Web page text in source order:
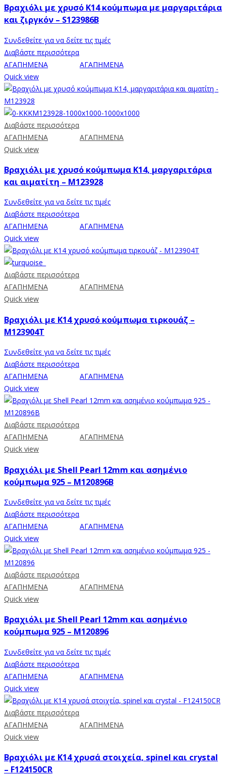
Βραχιόλι με χρυσό Κ14 κούμπωμα με μαργαριτάρια
και ζιργκόν – S123986B
Συνδεθείτε για να δείτε τις τιμές
Διαβάστε περισσότερα
ΑΓΑΠΗΜΕΝΑ
ΑΓΑΠΗΜΕΝΑ
Quick view
Διαβάστε περισσότερα
ΑΓΑΠΗΜΕΝΑ
ΑΓΑΠΗΜΕΝΑ
Quick view
Βραχιόλι με χρυσό κούμπωμα Κ14, μαργαριτάρια
και αιματίτη – M123928
Συνδεθείτε για να δείτε τις τιμές
Διαβάστε περισσότερα
ΑΓΑΠΗΜΕΝΑ
ΑΓΑΠΗΜΕΝΑ
Quick view
Διαβάστε περισσότερα
ΑΓΑΠΗΜΕΝΑ
ΑΓΑΠΗΜΕΝΑ
Quick view
Βραχιόλι με Κ14 χρυσό κούμπωμα τιρκουάζ –
M123904T
Συνδεθείτε για να δείτε τις τιμές
Διαβάστε περισσότερα
ΑΓΑΠΗΜΕΝΑ
ΑΓΑΠΗΜΕΝΑ
Quick view
Διαβάστε περισσότερα
ΑΓΑΠΗΜΕΝΑ
ΑΓΑΠΗΜΕΝΑ
Quick view
Βραχιόλι με Shell Pearl 12mm και ασημένιο
κούμπωμα 925 – M120896B
Συνδεθείτε για να δείτε τις τιμές
Διαβάστε περισσότερα
ΑΓΑΠΗΜΕΝΑ
ΑΓΑΠΗΜΕΝΑ
Quick view
Διαβάστε περισσότερα
ΑΓΑΠΗΜΕΝΑ
ΑΓΑΠΗΜΕΝΑ
Quick view
Βραχιόλι με Shell Pearl 12mm και ασημένιο
κούμπωμα 925 – M120896
Συνδεθείτε για να δείτε τις τιμές
Διαβάστε περισσότερα
ΑΓΑΠΗΜΕΝΑ
ΑΓΑΠΗΜΕΝΑ
Quick view
Διαβάστε περισσότερα
ΑΓΑΠΗΜΕΝΑ
ΑΓΑΠΗΜΕΝΑ
Quick view
Βραχιόλι με Κ14 χρυσά στοιχεία, spinel και crystal
– F124150CR